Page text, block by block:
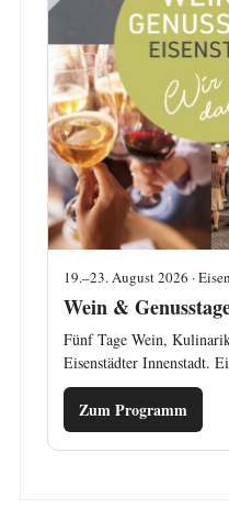
19.–23. August 2026 ·
Wein &
Fünf Tage Wein,
Eisenstädter Innenstadt.
Zum Programm